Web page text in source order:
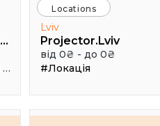
The Cat in the High Castle
#Зал
Locations
Lviv
Projector.Lviv
від 0₴ - до 0₴
#Локація